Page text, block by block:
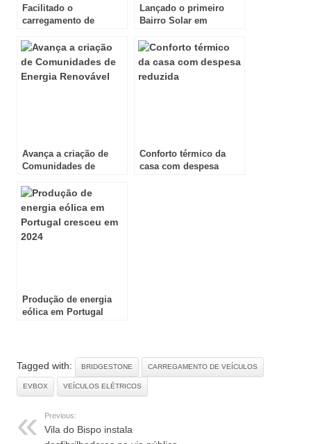
Facilitado o
carregamento de
Lançado o primeiro
Bairro Solar em
Avança a criação de
Comunidades de
Conforto térmico da
casa com despesa
Produção de energia
eólica em Portugal
Tagged with: BRIDGESTONE CARREGAMENTO DE VEÍCULOS
EVBOX VEÍCULOS ELÉTRICOS
Previous:
Vila do Bispo instala